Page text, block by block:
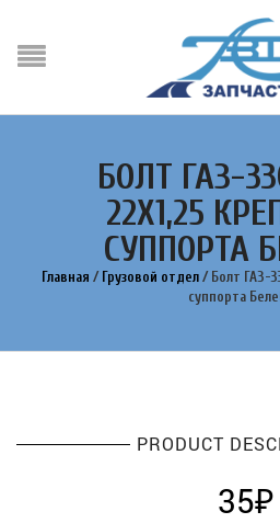
БОЛТ ГАЗ-
22Х1,25
СУППОРТА
Главная / Грузовой отдел / Болт ГАЗ-
суппорта
PRODUCT
35₽